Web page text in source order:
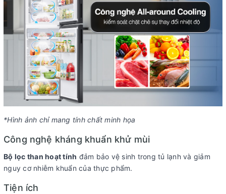
*Hình ảnh chỉ mang tính chất minh họa
Công nghệ kháng khuẩn khử mùi
Bộ lọc than hoạt tính đảm bảo vệ sinh trong tủ lạnh và giảm
nguy cơ nhiễm khuẩn của thực phẩm.
Tiện ích